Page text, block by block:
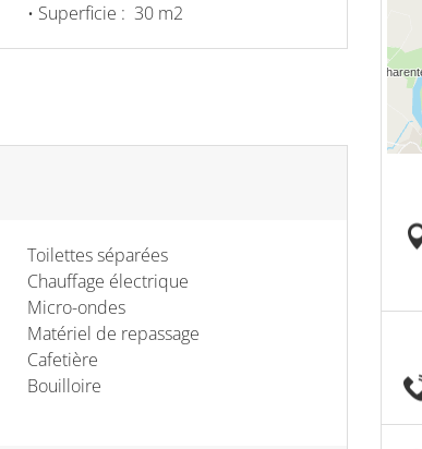
• Superficie : 30 m2
Toilettes séparées
Chauffage électrique
Micro-ondes
Matériel de repassage
Cafetière
Bouilloire